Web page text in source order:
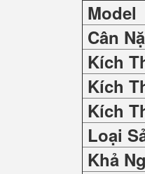
Model
Cân
Kích
Kích
Kích
Loại
Khả